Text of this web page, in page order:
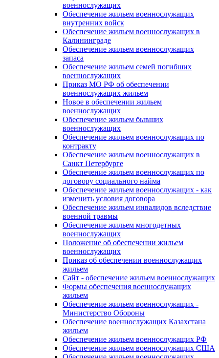
военнослужащих
Обеспечение жильем военнослужащих
внутренних войск
Обеспечение жильем военнослужащих в
Калининграде
Обеспечение жильем военнослужащих
запаса
Обеспечение жильем семей погибших
военнослужащих
Приказ МО РФ об обеспечении
военнослужащих жильем
Новое в обеспечении жильем
военнослужащих
Обеспечение жильем бывших
военнослужащих
Обеспечение жильем военнослужащих по
контракту
Обеспечение жильем военнослужащих в
Санкт Петербурге
Обеспечение жильем военнослужащих по
договору социального найма
Обеспечение жильем военнослужащих - как
изменить условия договора
Обеспечение жильем инвалидов вследствие
военной травмы
Обеспечение жильем многодетных
военнослужащих
Положение об обеспечении жильем
военнослужащих
Приказ об обеспечении военнослужащих
жильем
Сайт - обеспечение жильем военнослужащих
Формы обеспечения военнослужащих
жильем
Обеспечение жильем военнослужащих -
Министерство Обороны
Обеспечение военнослужащих Казахстана
жильем
Обеспечение жильем военнослужащих РФ
Обеспечение жильем военнослужащих США